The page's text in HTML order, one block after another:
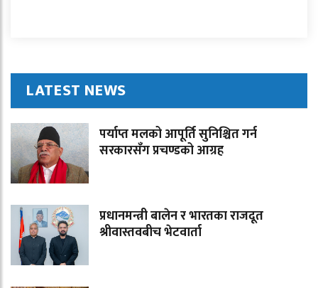
LATEST NEWS
पर्याप्त मलको आपूर्ति सुनिश्चित गर्न
सरकारसँग प्रचण्डको आग्रह
प्रधानमन्त्री बालेन र भारतका राजदूत
श्रीवास्तवबीच भेटवार्ता